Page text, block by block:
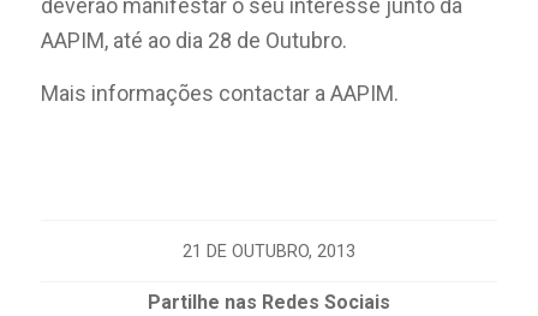
AAPIM, até ao dia 28 de Outubro.
Mais informações contactar a AAPIM.
21 DE OUTUBRO, 2013
Partilhe nas Redes Sociais